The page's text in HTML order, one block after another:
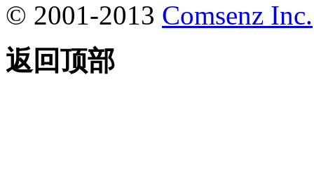
© 2001-2013 Comsenz Inc.
返回顶部